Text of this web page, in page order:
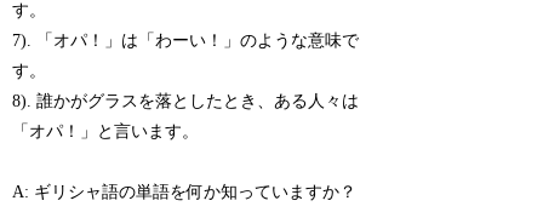
す。
7). 「オパ！」は「わーい！」のような意味で
す。
8). 誰かがグラスを落としたとき、ある人々は
「オパ！」と言います。
A: ギリシャ語の単語を何か知っていますか？